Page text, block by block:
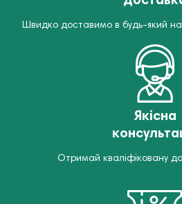
Швидко доставимо в будь-який
Якісна
Отримай кваліфіковану